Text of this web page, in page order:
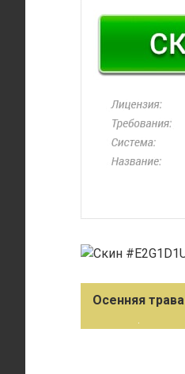
Осенняя трава